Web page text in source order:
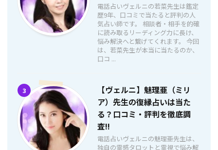
電話占いヴェルニの若菜先生は鑑定
歴9年、口コミで当たると評判の人
気占い師です。 相談者・相手を的確
に読み取るリーディング力に長け、
悩み解決へと繋げてくれます。 今回
は、若菜先生が本当に当たるのか、
口コ ...
3
【ヴェルニ】魅理亜（ミリ
ア）先生の復縁占いは当た
る？口コミ・評判を徹底調
査!!
電話占いヴェルニの魅理亜先生は、
独自の霊感タロットと霊視で悩み解